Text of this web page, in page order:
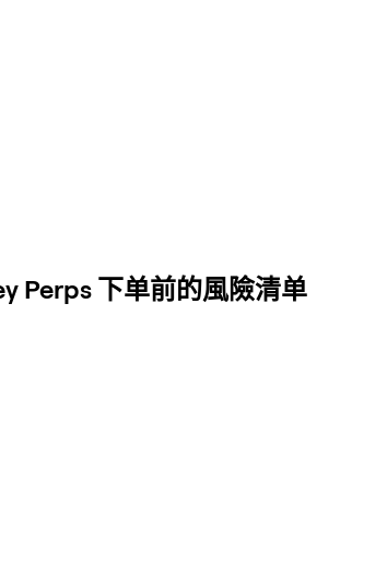
Perps 下单前的風險清单